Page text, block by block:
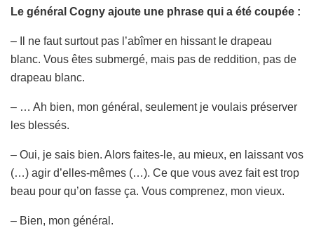
Le général Cogny ajoute une phrase qui a été coupée :
– Il ne faut surtout pas l’abîmer en hissant le drapeau
blanc. Vous êtes submergé, mais pas de reddition, pas de
drapeau blanc.
– … Ah bien, mon général, seulement je voulais préserver
les blessés.
– Oui, je sais bien. Alors faites-le, au mieux, en laissant vos
(…) agir d’elles-mêmes (…). Ce que vous avez fait est trop
beau pour qu’on fasse ça. Vous comprenez, mon vieux.
– Bien, mon général.